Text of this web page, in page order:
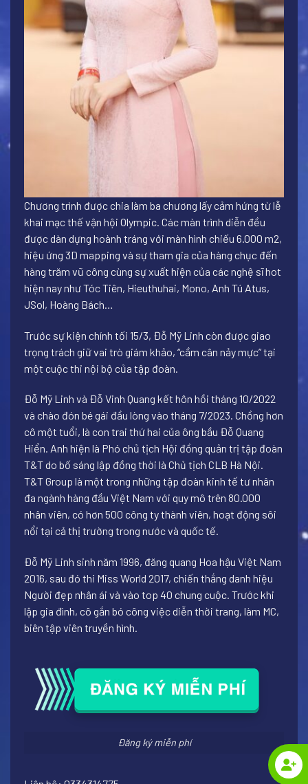
Chương trình được chia làm ba chương lấy cảm hứng từ lễ
khai mạc thế vận hội Olympic. Các màn trình diễn đều
được dàn dựng hoành tráng với màn hình chiếu 6.000 m2,
hiệu ứng 3D mapping và sự tham gia của hàng chục đến
hàng trăm vũ công cùng sự xuất hiện của các nghệ sĩ hot
hiện nay như Tóc Tiên, Hieuthuhai, Mono, Anh Tú Atus,
JSol, Hoàng Bách…
Trước sự kiện chính tối 15/3, Đỗ Mỹ Linh còn được giao
trọng trách giữ vai trò giám khảo, “cầm cân nảy mực” tại
một cuộc thi nội bộ của tập đoàn.
Đỗ Mỹ Linh và Đỗ Vinh Quang kết hôn hồi tháng 10/2022
và chào đón bé gái đầu lòng vào tháng 7/2023. Chồng hơn
cô một tuổi, là con trai thứ hai của ông bầu Đỗ Quang
Hiển. Anh hiện là Phó chủ tịch Hội đồng quản trị tập đoàn
T&T do bố sáng lập đồng thời là Chủ tịch CLB Hà Nội.
T&T Group là một trong những tập đoàn kinh tế tư nhân
đa ngành hàng đầu Việt Nam với quy mô trên 80.000
nhân viên, có hơn 500 công ty thành viên, hoạt động sôi
nổi tại cả thị trường trong nước và quốc tế.
Đỗ Mỹ Linh sinh năm 1996, đăng quang Hoa hậu Việt Nam
2016, sau đó thi Miss World 2017, chiến thắng danh hiệu
Người đẹp nhân ái và vào top 40 chung cuộc. Trước khi
lập gia đình, cô gắn bó công việc diễn thời trang, làm MC,
biên tập viên truyền hình.
Đăng ký miễn phí